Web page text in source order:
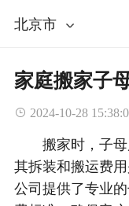
北京市
家庭搬家子
 2024-10-28
搬家时，子母
其拆装和搬运费
公司提供了专业